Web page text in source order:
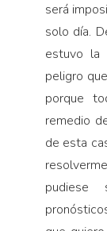
será
solo día.
estuvo la
peligro
porque
remedio
de esta
pudiese